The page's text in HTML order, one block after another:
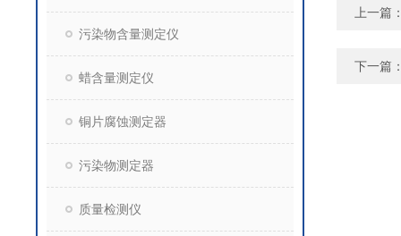
污染物含量测定仪
蜡含量测定仪
铜片腐蚀测定器
污染物测定器
质量检测仪
上一篇
下一篇